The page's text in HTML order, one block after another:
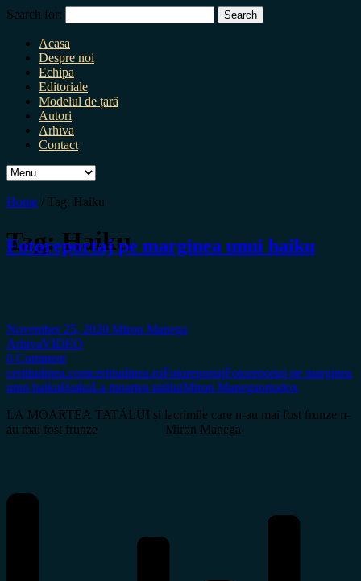
Search for:
Acasa
Despre noi
Echipa
Editoriale
Modelul de țară
Autori
Arhiva
Contact
Home / Tag: Haiku
Tag:Haiku
Fotoreportaj pe marginea unui haiku
November 25, 2020 Miron Manega
ArhivaVIDEO
0 Comment
certitudinea.comcertitudinea.roFotoreportajFotoreportaj pe marginea
unui haikuHaikuLa moartea tatăluiMiron Manegaortodox
LA MOARTEA TATĂLUI și lacrimile care n-au mai fost frunze n-
au mai fost frunze Miron Manega